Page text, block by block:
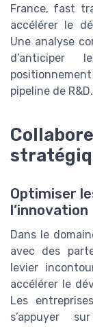
France, fast
accélérer le
Une analyse
d’anticiper
pipeline de R&D.
Optimiser
l’innovation
Dans le
avec des
levier
accélérer le
Les
s’appuyer